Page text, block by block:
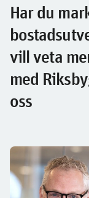
Har du
vill veta
med
oss